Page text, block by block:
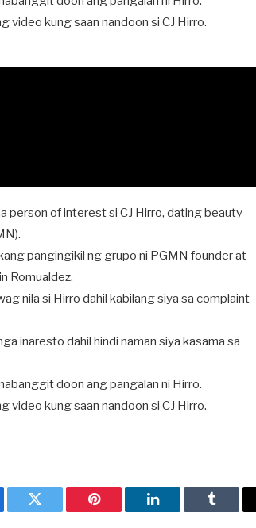
video kung saan nandoon si CJ Hirro.
person of interest si CJ Hirro, dating beauty
pangingikil ng grupo ni PGMN founder at
Romualdez.
nila si Hirro dahil kabilang siya sa complaint
inaresto dahil hindi naman siya kasama sa
doon ang pangalan ni Hirro.
video kung saan nandoon si CJ Hirro.
Twitter Pinterest LinkedIn Tumblr